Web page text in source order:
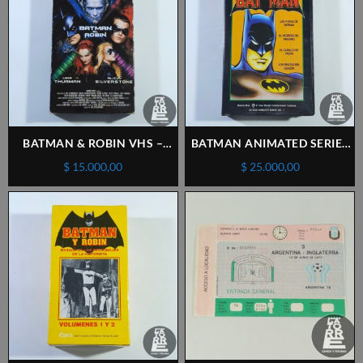
BATMAN & ROBIN VHS –
AVH – BUEN ESTADO
$ 15.000,00
BATMAN ANIMATED SERIES
VOL.1 VHS – AVH –
IMPECABLE
$25.000,00